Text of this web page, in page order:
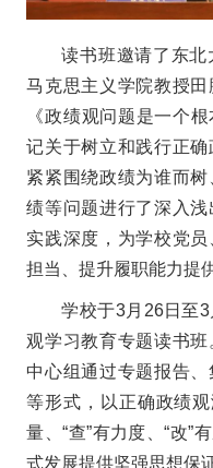
读书班邀请了东北
马克思主义学院教授
《政绩观问题是一个
记关于树立和践行正确
紧紧围绕政绩为谁而
绩等问题进行了深入
实践深度，为学校党
担当、提升履职能力提
学校于3月26日至
观学习教育专题读书
中心组通过专题报告
等形式，以正确政绩
量、“查”有力度、“改”
式发展提供坚强思想保